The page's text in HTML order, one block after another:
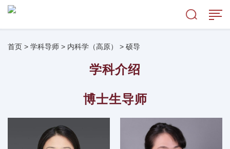
首页 > 学科导师 > 内科学（高原） > 硕导
学科介绍
博士生导师